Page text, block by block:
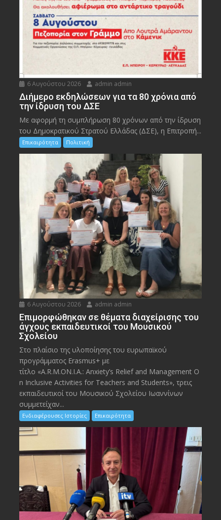
6 Αυγούστου 2026 admin admin
Διήμερο εκδηλώσεων για τα 80 χρόνια από
την ίδρυση του ΔΣΕ
Με αφορμή τη συμπλήρωση 80 χρόνων από την ίδρυση
του Δημοκρατικού Στρατού Ελλάδας (ΔΣΕ), η Επιτροπή...
Επικαιρότητα Πολιτική
6 Αυγούστου 2026 admin admin
Eπιμορφώθηκαν σε θέματα διαχείρισης του
άγχους εκπαιδευτικοί του Μουσικού
Σχολείου
Στο πλαίσιο της υλοποίησης του ευρωπαϊκού
προγράμματος Erasmus+ με
τίτλο «A.R.M.ON.I.A.: Anxiety’s Relief and Management O
n Inclusive Activities for Teachers and Students», τρεις
εκπαιδευτικοί του Μουσικού Σχολείου Ιωαννίνων
συμμετείχαν...
Ενδιαφέρουσες Ιστορίες Επικαιρότητα